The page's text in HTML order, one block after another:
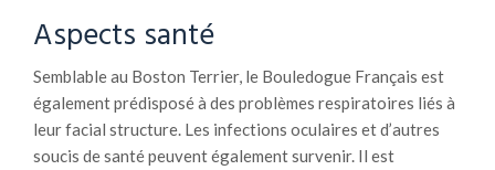
Aspects santé
Semblable au Boston Terrier, le Bouledogue Français est
également prédisposé à des problèmes respiratoires liés à
leur facial structure. Les infections oculaires et d’autres
soucis de santé peuvent également survenir. Il est